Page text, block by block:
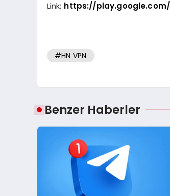
Link: https://
#HN VPN
Benzer Haberler